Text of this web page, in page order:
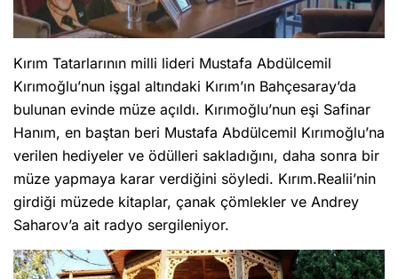
Kırım Tatarlarının milli lideri Mustafa Abdülcemil
Kırımoğlu’nun işgal altındaki Kırım’ın Bahçesaray’da
bulunan evinde müze açıldı. Kırımoğlu’nun eşi Safinar
Hanım, en baştan beri Mustafa Abdülcemil Kırımoğlu’na
verilen hediyeler ve ödülleri sakladığını, daha sonra bir
müze yapmaya karar verdiğini söyledi. Kırım.Realii’nin
girdiği müzede kitaplar, çanak çömlekler ve Andrey
Saharov’a ait radyo sergileniyor.